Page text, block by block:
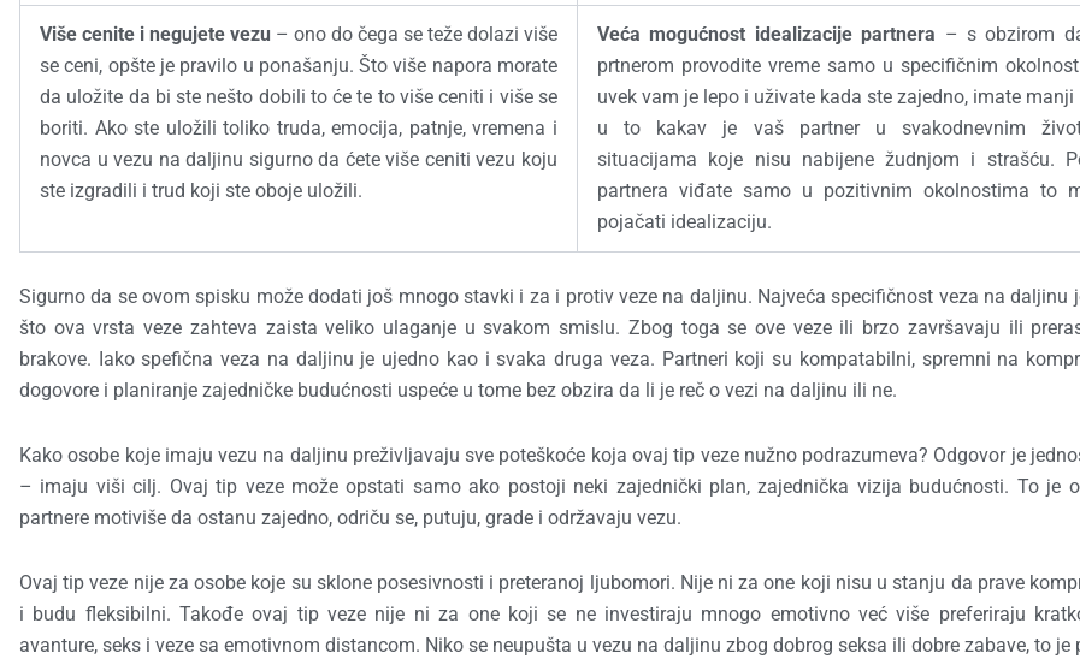
Više cenite i negujete vezu – ono do čega se teže dolazi više
se ceni, opšte je pravilo u ponašanju. Što više napora morate
da uložite da bi ste nešto dobili to će te to više ceniti i više se
boriti. Ako ste uložili toliko truda, emocija, patnje, vremena i
novca u vezu na daljinu sigurno da ćete više ceniti vezu koju
ste izgradili i trud koji ste oboje uložili.
Veća mogućnost idealizacije partnera – s obzirom
prtnerom provodite vreme samo u specifičnim
uvek vam je lepo i uživate kada ste zajedno, imate manji
u to kakav je vaš partner u svakodnevnim
situacijama koje nisu nabijene žudnjom i strašću.
partnera viđate samo u pozitivnim okolnostima to
pojačati idealizaciju.
Sigurno da se ovom spisku može dodati još mnogo stavki i za i protiv veze na daljinu. Najveća specifičnost veza na daljinu
što ova vrsta veze zahteva zaista veliko ulaganje u svakom smislu. Zbog toga se ove veze ili brzo završavaju ili
brakove. Iako spefična veza na daljinu je ujedno kao i svaka druga veza. Partneri koji su kompatabilni, spremni na
dogovore i planiranje zajedničke budućnosti uspeće u tome bez obzira da li je reč o vezi na daljinu ili ne.
Kako osobe koje imaju vezu na daljinu preživljavaju sve poteškoće koja ovaj tip veze nužno podrazumeva? Odgovor je
– imaju viši cilj. Ovaj tip veze može opstati samo ako postoji neki zajednički plan, zajednička vizija budućnosti. To je
partnere motiviše da ostanu zajedno, odriču se, putuju, grade i održavaju vezu.
Ovaj tip veze nije za osobe koje su sklone posesivnosti i preteranoj ljubomori. Nije ni za one koji nisu u stanju da prave
i budu fleksibilni. Takođe ovaj tip veze nije ni za one koji se ne investiraju mnogo emotivno već više preferiraju
avanture, seks i veze sa emotivnom distancom. Niko se neupušta u vezu na daljinu zbog dobrog seksa ili dobre zabave, to je